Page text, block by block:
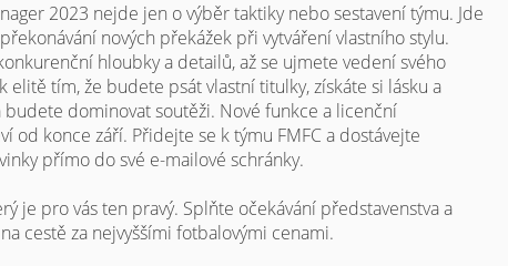
2023 nejde jen o výběr taktiky nebo sestavení týmu. Jde
nových překážek při vytváření vlastního stylu.
hloubky a detailů, až se ujmete vedení svého
elitě tím, že budete psát vlastní titulky, získáte si lásku a
budete dominovat soutěži. Nové funkce a licenční
od konce září. Přidejte se k týmu FMFC a dostávejte
přímo do své e-mailové schránky.
je pro vás ten pravý. Splňte očekávání představenstva a
cestě za nejvyššími fotbalovými cenami.